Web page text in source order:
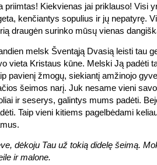
priimtas! Kiekvienas jai priklauso! Visi
kenčiantys sopulius ir jų nepatyrę.
draugėn surinko mūsų vienas
melsk Šventąją Dvasią leisti tau
vieta Kristaus kūne. Melski Ją padėti
pavienį žmogų, siekiantį amžinojo
šeimos narį. Juk nesame vieni
ir seserys, galintys mums padėti.
Taip vieni kitiems pagelbėdami
dėkoju Tau už tokią didelę šeimą.
ir malone.